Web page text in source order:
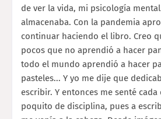
de ver la vida, mi psicología
almacenaba. Con la pandemia
continuar haciendo el libro. Creo
pocos que no aprendió a hacer
todo el mundo aprendió a hacer
pasteles... Y yo me dije que
escribir. Y entonces me senté
poquito de disciplina, pues a